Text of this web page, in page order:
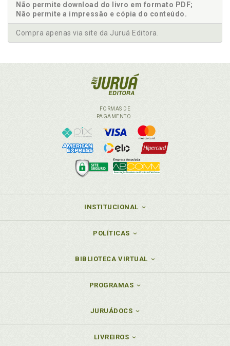
Não permite download do livro em formato PDF;
Não permite a impressão e cópia do conteúdo.
Compra apenas via site da Juruá Editora.
FORMAS DE
PAGAMENTO
INSTITUCIONAL
POLÍTICAS
BIBLIOTECA VIRTUAL
PROGRAMAS
JURUÁDOCS
LIVREIROS